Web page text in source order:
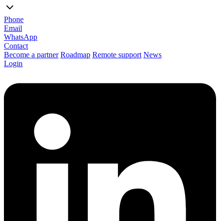
Phone
Email
WhatsApp
Contact
Become a partner Roadmap Remote support News
Login